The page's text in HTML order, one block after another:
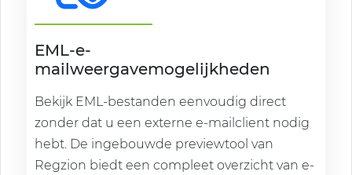
EML-e-
mailweergavemogelijkheden
Bekijk EML-bestanden eenvoudig direct
zonder dat u een externe e-mailclient nodig
hebt. De ingebouwde previewtool van
Regzion biedt een compleet overzicht van e-